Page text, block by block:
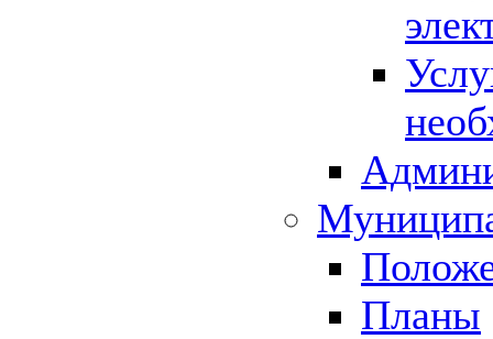
Планы